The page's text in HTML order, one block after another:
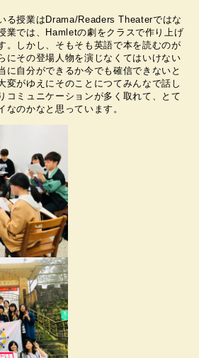
る授業はDrama/Readers Theaterではな
業では、Hamletの劇をクラスで作り上げ
。しかし、そもそも英語で本を読むのが
にその登場人物を演じなくてはいけない
に自分ができるか今でも確信できないと
変がゆえにそのことにつてみんなで話し
コミュニケーションが多く取れて、とて
なのかなと思っています。